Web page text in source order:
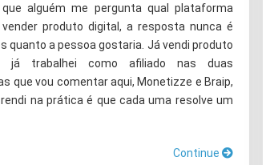
alguém me pergunta qual plataforma
produto digital, a resposta nunca é
quanto a pessoa gostaria. Já vendi produto
já trabalhei como afiliado nas duas
que vou comentar aqui, Monetizze e Braip,
na prática é que cada uma resolve um
Continue